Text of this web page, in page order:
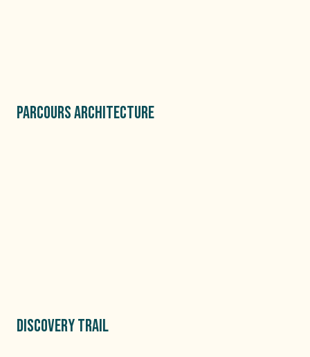
PARCOURS ARCHITECTURE
DISCOVERY TRAIL